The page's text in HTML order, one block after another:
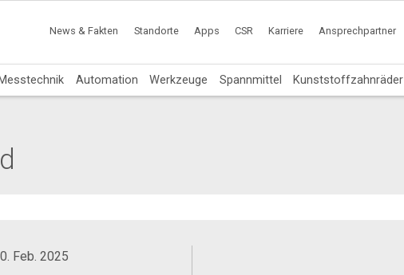
News & Fakten Standorte Apps CSR Karriere Ansprechpartner
Automation Werkzeuge Spannmittel Kunststoffzahnräder
Feb. 2025